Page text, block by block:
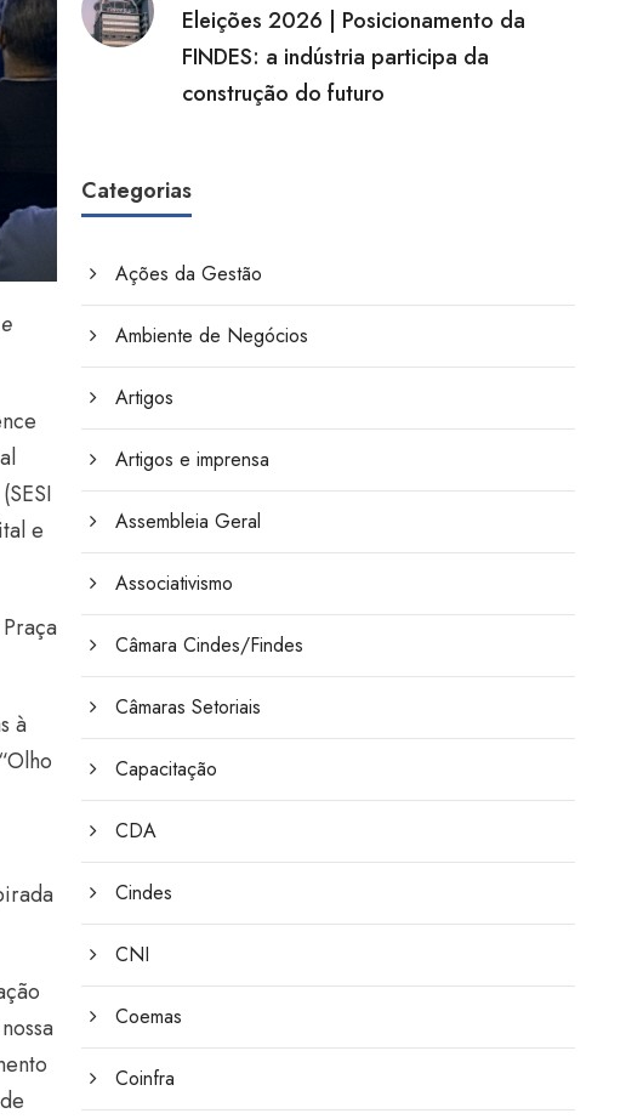
e
à
Eleições 2026 | Posicionamento da
FINDES: a indústria participa da
construção do futuro
Categorias
Ações da Gestão
Ambiente de Negócios
Artigos
Artigos e imprensa
Assembleia Geral
Associativismo
Câmara Cindes/Findes
Câmaras Setoriais
Capacitação
CDA
Cindes
CNI
Coemas
Coinfra